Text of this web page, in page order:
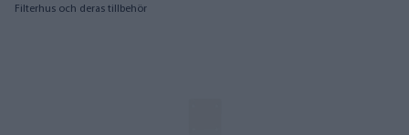
Filterhus och deras tillbehör